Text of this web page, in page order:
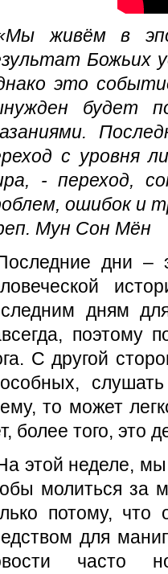
живём в
Божьих
это
будет
с уровня
- переход,
ошибок и
Мун Сон Мён
дни –
дням
поэтому
С другой
то может
более того, это
этой неделе, мы
молиться за
потому, что
для
часто